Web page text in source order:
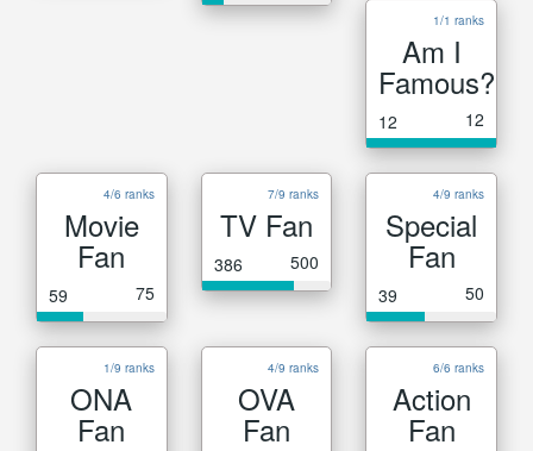
1/1 ranks
Am I
Famous?
12 12
4/6 ranks
Movie
Fan
59 75
7/9 ranks
TV Fan
386 500
4/9 ranks
Special
Fan
39 50
1/9 ranks
ONA
Fan
4/9 ranks
OVA
Fan
6/6 ranks
Action
Fan